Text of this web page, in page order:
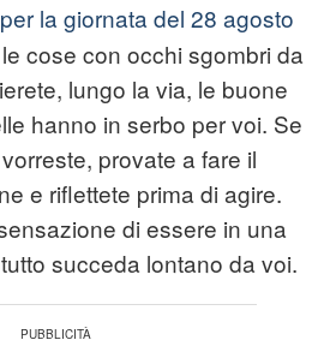
la giornata del 28 agosto
cose con occhi sgombri da
lungo la via, le buone
hanno in serbo per voi. Se
provate a fare il
e riflettete prima di agire.
di essere in una
succeda lontano da voi.